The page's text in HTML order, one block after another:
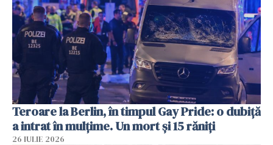
Teroare la Berlin, în timpul Gay Pride: o dubiță
a intrat în mulțime. Un mort și 15 răniți
26 IULIE 2026